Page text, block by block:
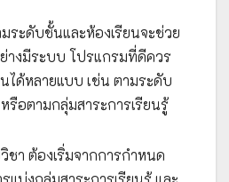
ระดับชั้นและห้องเรียนจะช่วย
างมีระบบ โปรแกรมที่ดีควร
ได้หลายแบบ เช่น ตามระดับ
รือตามกลุ่มสาระการเรียนรู้
ชา ต้องเริ่มจากการกำหนด